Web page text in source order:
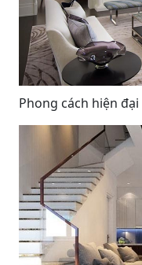
Phong cách hiện đại